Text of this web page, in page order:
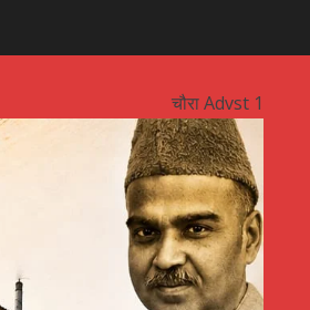
चौरा Advst 1